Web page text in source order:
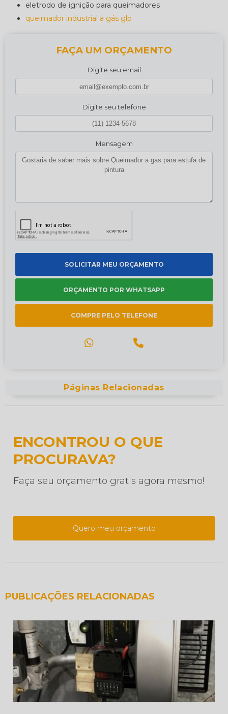
eletrodo de ignição para queimadores
queimador industrial a gás glp
FAÇA UM ORÇAMENTO
Digite seu email
Digite seu telefone
Mensagem
SOLICITAR MEU ORÇAMENTO
ORÇAMENTO POR WHATSAPP
COMPRE PELO TELEFONE
Páginas Relacionadas
ENCONTROU O QUE
PROCURAVA?
Faça seu orçamento gratis agora mesmo!
Quero meu orçamento
PUBLICAÇÕES RELACIONADAS